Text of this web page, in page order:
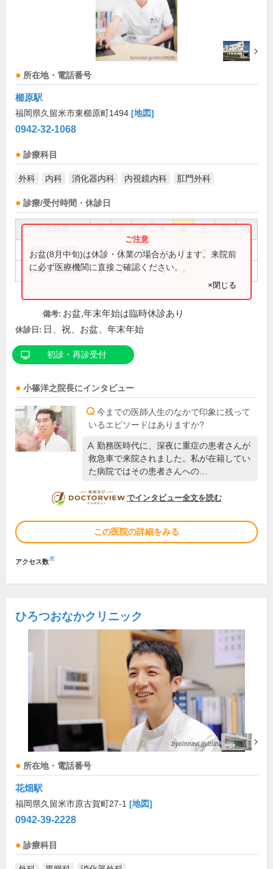
所在地・電話番号
櫛原駅
福岡県久留米市東櫛原町1494 [地図]
0942-32-1068
診療科目
外科 内科 消化器内科 内視鏡内科 肛門外科
診療/受付時間・休診日
祝
9:00～12:30 ● ● ● ● ●
14:00～18:00 ● ● ●
お盆(8月中旬)は休診・休業の場合があります。来院前
に必ず医療機関に直接ご確認ください。
×閉じる
備考: お盆,年末年始は臨時休診あり
休診日: 日、祝、お盆、年末年始
初診・再診受付
小篠洋之 院長にインタビュー
今までの医師人生のなかで印象に残って
いるエピソードはありますか?
勤務医時代に、深夜に重症の患者さんが
救急車で来院されました。私が在籍してい
た病院ではその患者さんへの…
DOCTORVIEW
でインタビュー全文を読む
この医院の詳細をみる
アクセス数※
ひろつおなかクリニック
所在地・電話番号
花畑駅
福岡県久留米市原古賀町27-1 [地図]
0942-39-2228
診療科目